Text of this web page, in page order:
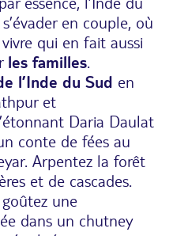
s’évader en couple, où
qui en fait aussi
les familles.
l’Inde du Sud en
et
Daria Daulat
conte de fées au
Arpentez la forêt
et de cascades.
une
dans un chutney